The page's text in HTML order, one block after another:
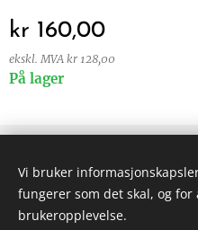
kr 160,00
ekskl. MVA kr 128,00
På lager
Vilkår og
Vi bruker
fungerer som det skal, og
brukeropplevelse.